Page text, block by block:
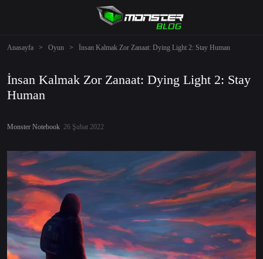
Anasayfa > Oyun > İnsan Kalmak Zor Zanaat: Dying Light 2: Stay Human
İnsan Kalmak Zor Zanaat: Dying Light 2: Stay
Human
Monster Notebook 26 Şubat 2022